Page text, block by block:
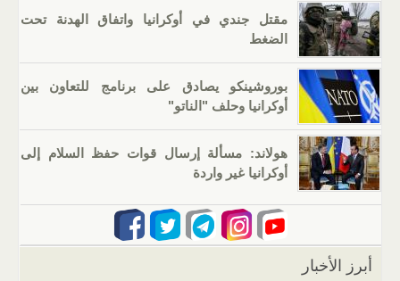
مقتل جندي في أوكرانيا واتفاق الهدنة تحت
الضغط
بوروشينكو يصادق على برنامج للتعاون بين
أوكرانيا وحلف "الناتو"
هولاند: مسألة إرسال قوات حفظ السلام إلى
أوكرانيا غير واردة
أبرز الأخبار